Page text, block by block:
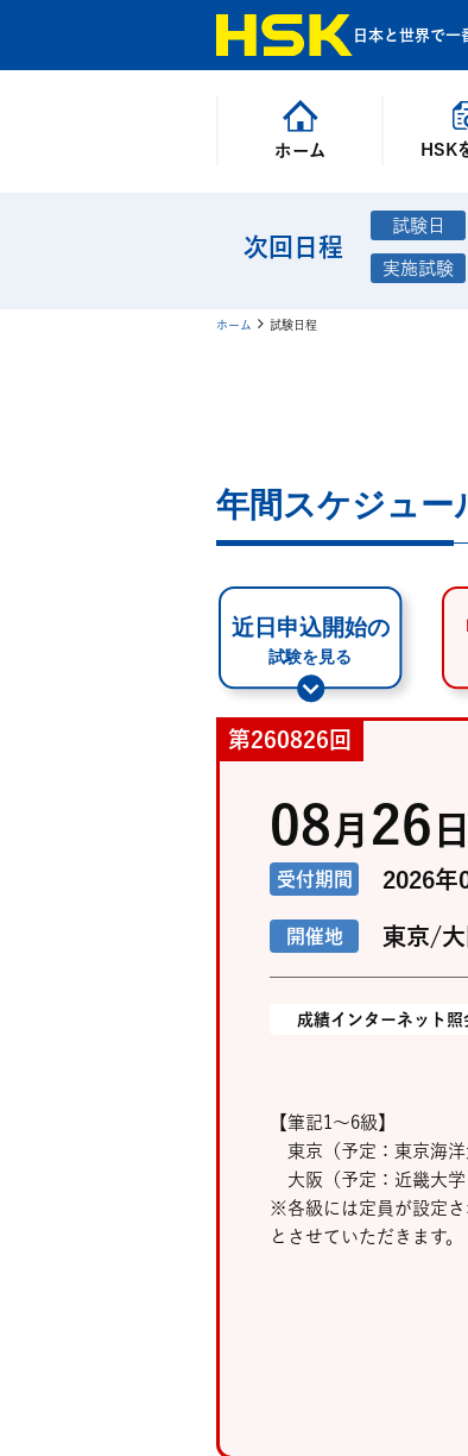
日本と世界で一
ホーム HSK
次回日程
ホーム 試験日程
年間スケジュー
第260826回
08 月 26 日
受付期間 2026年
開催地 東京/大
成績インターネット照
【筆記1～6級】
東京（予定：東京海
大阪（予定：近畿大
※各級には定員が設定さ
とさせていただきます。